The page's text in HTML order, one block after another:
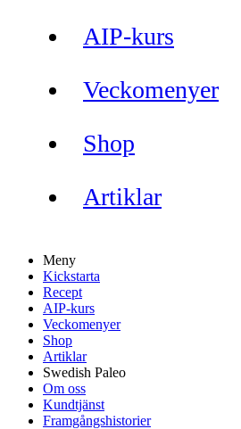
AIP-kurs
Veckomenyer
Shop
Artiklar
Meny
Kickstarta
Recept
AIP-kurs
Veckomenyer
Shop
Artiklar
Swedish Paleo
Om oss
Kundtjänst
Framgångshistorier